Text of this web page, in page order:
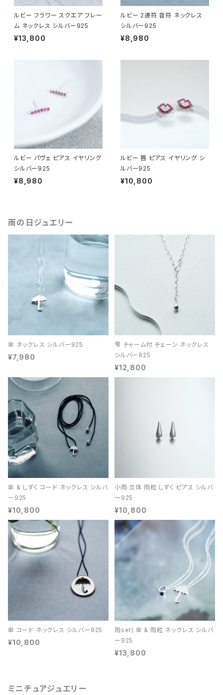
ルビー フラワー スクエア フレー
ム ネックレス シルバー925
¥13,800
ルビー 2連符 音符 ネックレス
シルバー925
¥8,980
ルビー パヴェ ピアス イヤリング
シルバー925
¥8,980
ルビー 唇 ピアス イヤリング シ
ルバー925
¥10,800
雨の日ジュエリー
傘 ネックレス シルバー925
¥7,980
雫 チャーム付 チェーン ネックレス
シルバー925
¥12,800
傘 & しずく コード ネックレス シルバ
ー925
¥10,800
小雨 立体 雨粒 しずく ピアス シルバ
ー925
¥10,800
傘 コード ネックレス シルバー925
¥10,800
雨set) 傘 & 雨粒 ネックレス シルバ
ー925
¥13,800
ミニチュアジュエリー